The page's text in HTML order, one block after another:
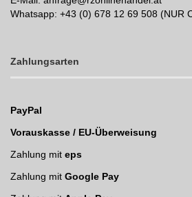
Whatsapp: +43 (0) 678 12 69 508 (NUR
Zahlungsarten
PayPal
Vorauskasse / EU-Überweisung
Zahlung mit eps
Zahlung mit Google Pay